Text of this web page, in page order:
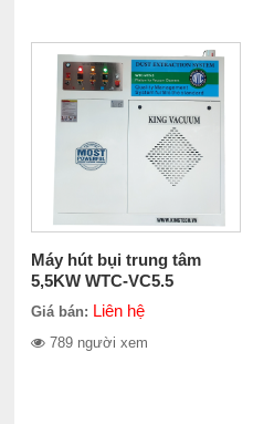
Máy hút bụi trung tâm
5,5KW WTC-VC5.5
Giá bán: Liên hệ
789 người xem